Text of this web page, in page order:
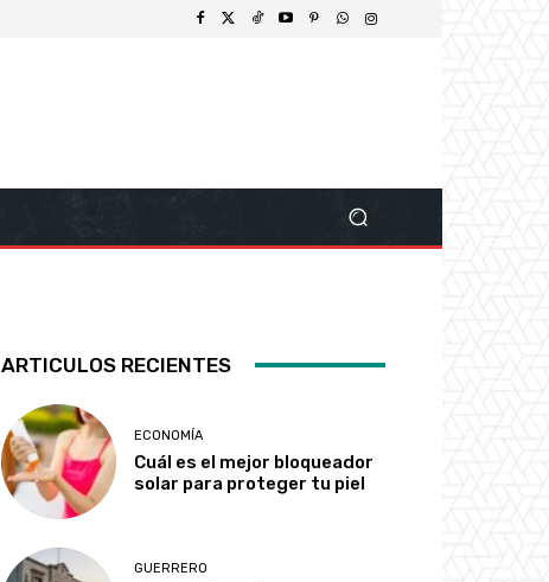
ARTICULOS RECIENTES
ECONOMÍA
Cuál es el mejor bloqueador
solar para proteger tu piel
GUERRERO